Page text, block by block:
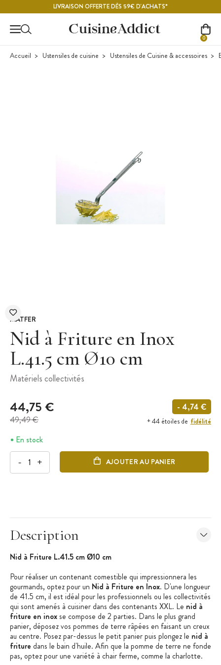
LIVRAISON OFFERTE DÈS 59€ D'ACHATS*
0
Accueil Ustensiles de cuisine Ustensiles de Cuisine & accessoires
MATFER
Nid à Friture en Inox
L.41.5 cm Ø10 cm
Matériels collectivités
44,75 €
49,49 €
- 4,74 €
+ 44 étoiles de fidélité
En stock
- + AJOUTER AU PANIER
Description
Nid à Friture L.41.5 cm Ø10 cm
Pour réaliser un contenant comestible qui impressionnera les
gourmands, optez pour un Nid à Friture en Inox. D'une longueur
de 41.5 cm, il est idéal pour les professionnels ou les collectivités
qui sont amenés à cuisiner dans des contenants XXL. Le nid à
friture en inoxse compose de 2 parties. Dans le plus grand
panier, déposez vos pommes de terre râpées en faisant un creux
au centre. Posez par-dessus le petit panier puis plongez le nid à
friture dans le bain d'huile. Afin que la pomme de terre ne fonde
pas, optez pour une variété à chair ferme, comme la charlotte.